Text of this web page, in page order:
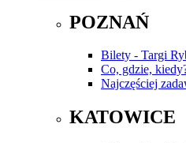
POZNAŃ
Bilety - Targi
Co, gdzie,
Najczęściej
KATOWICE